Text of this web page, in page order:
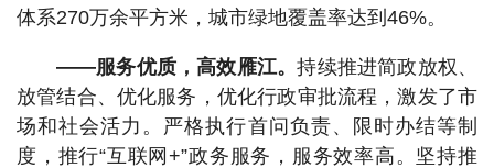
体系270万余平方米，城市绿地覆盖率达到46%。
——服务优质，高效雁江。持续推进简政放权、
放管结合、优化服务，优化行政审批流程，激发了市
场和社会活力。严格执行首问负责、限时办结等制
度，推行“互联网+”政务服务，服务效率高。坚持推